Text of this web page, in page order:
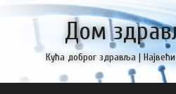
Дом
Кућа доброг здравља |